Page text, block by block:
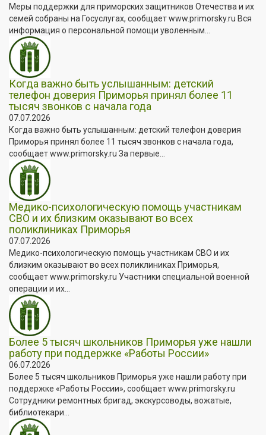
Меры поддержки для приморских защитников Отечества и их
семей собраны на Госуслугах, сообщает www.primorsky.ru Вся
информация о персональной помощи уволенным...
Когда важно быть услышанным: детский
телефон доверия Приморья принял более 11
тысяч звонков с начала года
07.07.2026
Когда важно быть услышанным: детский телефон доверия
Приморья принял более 11 тысяч звонков с начала года,
сообщает www.primorsky.ru За первые...
Медико-психологическую помощь участникам
СВО и их близким оказывают во всех
поликлиниках Приморья
07.07.2026
Медико-психологическую помощь участникам СВО и их
близким оказывают во всех поликлиниках Приморья,
сообщает www.primorsky.ru Участники специальной военной
операции и их...
Более 5 тысяч школьников Приморья уже нашли
работу при поддержке «Работы России»
06.07.2026
Более 5 тысяч школьников Приморья уже нашли работу при
поддержке «Работы России», сообщает www.primorsky.ru
Сотрудники ремонтных бригад, экскурсоводы, вожатые,
библиотекари...